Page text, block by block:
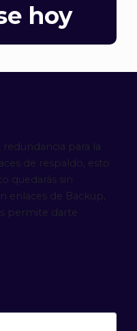
hoy
para la
de respaldo, esto
quedarás sin
enlaces de Backup,
permite darte